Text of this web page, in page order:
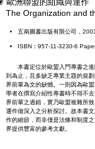
歐洲聯盟的組織與運作
The Organization and
五南圖書出版有限公司，
ISBN：957-11-3230-6
本書定位於歐盟入門專書之進
到為止，且多缺乏專業主題的規
界前輩為文的缺憾。一則因為歐
學者在撰寫介紹性專書時不得不
界前輩之過錯，實乃歐盟複雜所
運作做深入之分析探討。故本書
作的細節，而非僅是法條和制度
界提供豐富的參考文獻。